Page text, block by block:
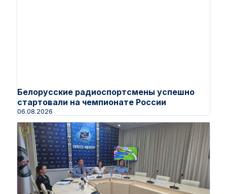
Белорусские радиоспортсмены успешно
стартовали на чемпионате России
06.08.2026